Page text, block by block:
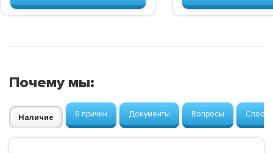
Почему мы:
Наличие 6 причин Документы Вопросы